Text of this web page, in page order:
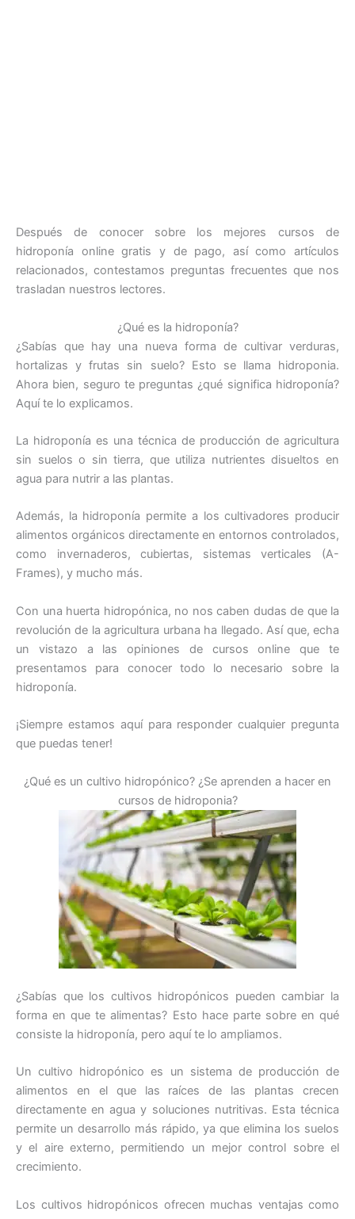
Después de conocer sobre los mejores cursos de
hidroponía online gratis y de pago, así como artículos
relacionados, contestamos preguntas frecuentes que nos
trasladan nuestros lectores.
¿Qué es la hidroponía?
¿Sabías que hay una nueva forma de cultivar verduras,
hortalizas y frutas sin suelo? Esto se llama hidroponia.
Ahora bien, seguro te preguntas ¿qué significa hidroponía?
Aquí te lo explicamos.
La hidroponía es una técnica de producción de agricultura
sin suelos o sin tierra, que utiliza nutrientes disueltos en
agua para nutrir a las plantas.
Además, la hidroponía permite a los cultivadores producir
alimentos orgánicos directamente en entornos controlados,
como invernaderos, cubiertas, sistemas verticales (A-
Frames), y mucho más.
Con una huerta hidropónica, no nos caben dudas de que la
revolución de la agricultura urbana ha llegado. Así que, echa
un vistazo a las opiniones de cursos online que te
presentamos para conocer todo lo necesario sobre la
hidroponía.
¡Siempre estamos aquí para responder cualquier pregunta
que puedas tener!
¿Qué es un cultivo hidropónico? ¿Se aprenden a hacer en
cursos de hidroponia?
¿Sabías que los cultivos hidropónicos pueden cambiar la
forma en que te alimentas? Esto hace parte sobre en qué
consiste la hidroponía, pero aquí te lo ampliamos.
Un cultivo hidropónico es un sistema de producción de
alimentos en el que las raíces de las plantas crecen
directamente en agua y soluciones nutritivas. Esta técnica
permite un desarrollo más rápido, ya que elimina los suelos
y el aire externo, permitiendo un mejor control sobre el
crecimiento.
Los cultivos hidropónicos ofrecen muchas ventajas como